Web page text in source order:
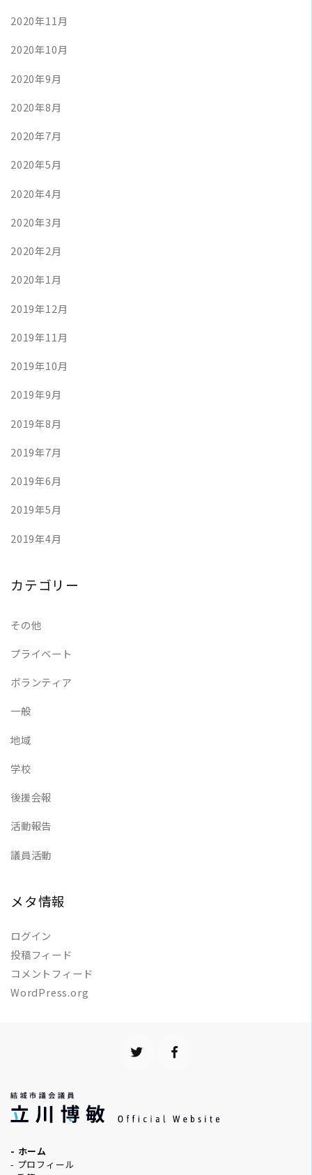
2020年11月
2020年10月
2020年9月
2020年8月
2020年7月
2020年5月
2020年4月
2020年3月
2020年2月
2020年1月
2019年12月
2019年11月
2019年10月
2019年9月
2019年8月
2019年7月
2019年6月
2019年5月
2019年4月
カテゴリー
その他
プライベート
ボランティア
一般
地域
学校
後援会報
活動報告
議員活動
メタ情報
ログイン
投稿フィード
コメントフィード
WordPress.org
- ホーム
- プロフィール